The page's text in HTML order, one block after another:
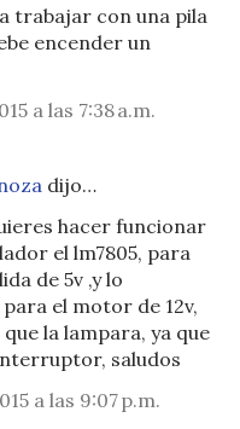
trabajar con una pila
encender un
a las 7:38 a.m.
dijo…
hacer funcionar
el lm7805, para
de 5v ,y lo
el motor de 12v,
la lampara, ya que
saludos
a las 9:07 p.m.